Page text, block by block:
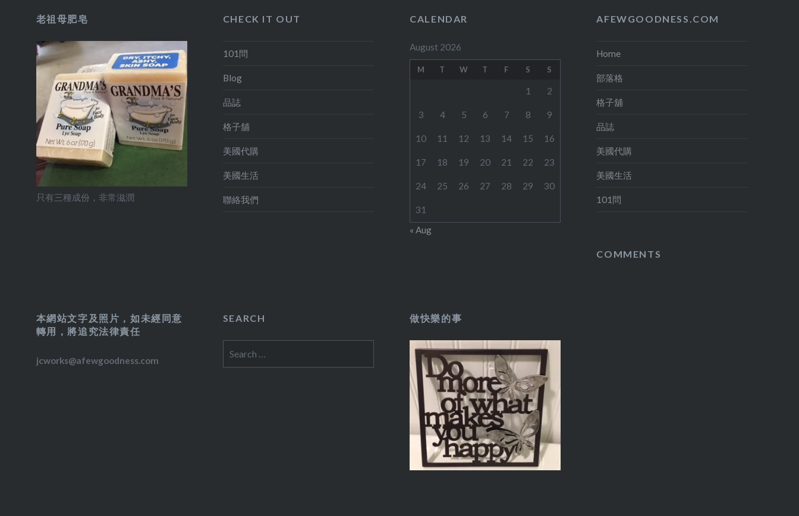
老祖母肥皂
只有三種成份，非常滋潤
CHECK IT OUT
101問
Blog
品誌
格子舖
美國代購
美國生活
聯絡我們
CALENDAR
August 2026
M T W T F S S
1 2
3 4 5 6 7 8 9
10 11 12 13 14 15 16
17 18 19 20 21 22 23
24 25 26 27 28 29 30
31
« Aug
AFEWGOODNESS.COM
Home
部落格
格子舖
品誌
美國代購
美國生活
101問
COMMENTS
本網站文字及照片，如未經同意
轉用，將追究法律責任
jcworks@afewgoodness.com
SEARCH
for:
做快樂的事